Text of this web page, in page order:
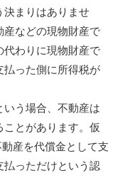
決まりはありませ
産などの現物財産で
代わりに現物財産で
払った側に所得税が
う場合、不動産は
とがあります。仮
産を代償金として支
払っただけという認